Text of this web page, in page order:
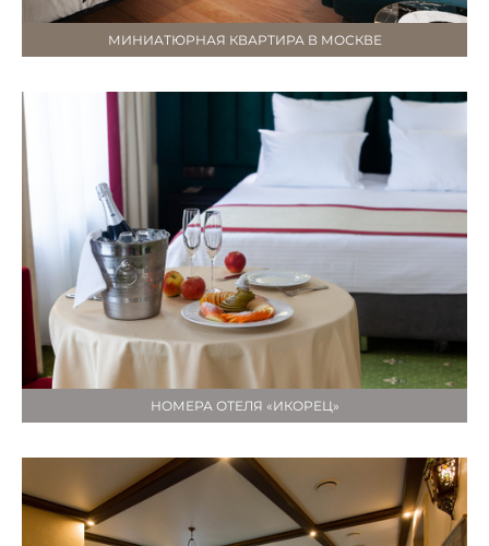
МИНИАТЮРНАЯ КВАРТИРА В МОСКВЕ
НОМЕРА ОТЕЛЯ «ИКОРЕЦ»